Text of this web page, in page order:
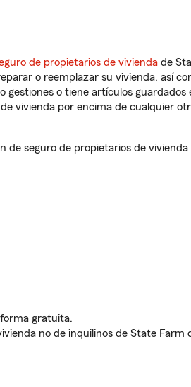
de propietarios de vivienda de
o reemplazar su vivienda, así
gestiones o tiene artículos guardados
vivienda por encima de cualquier
de seguro de propietarios de vivienda
gratuita.
no de inquilinos de State Farm